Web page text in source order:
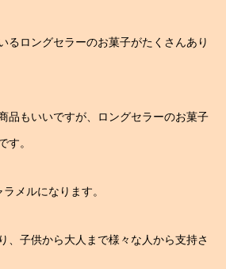
るロングセラーのお菓子がたくさんあり
品もいいですが、ロングセラーのお菓子
す。
メルになります。
、子供から大人まで様々な人から支持さ